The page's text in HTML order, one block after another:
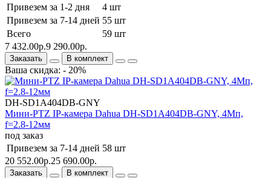
Привезем за 1-2 дня
4 шт
Привезем за 7-14 дней 55 шт
Всего
59 шт
7 432.00р.9 290.00р.
Заказать В комплект
Ваша скидка: - 20%
DH-SD1A404DB-GNY
Мини-PTZ IP-камера Dahua DH-SD1A404DB-GNY, 4Мп,
f=2.8-12мм
под заказ
Привезем за 7-14 дней 58 шт
20 552.00р.25 690.00р.
Заказать В комплект